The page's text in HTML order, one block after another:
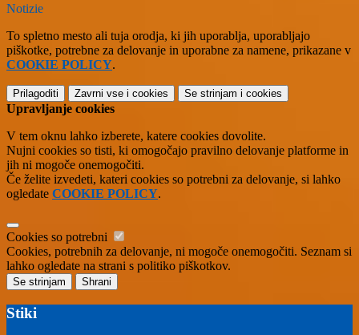
Notizie
To spletno mesto ali tuja orodja, ki jih uporablja, uporabljajo
piškotke, potrebne za delovanje in uporabne za namene, prikazane v
COOKIE POLICY.
Prilagoditi Zavrni vse i cookies Se strinjam i cookies
Upravljanje cookies
V tem oknu lahko izberete, katere cookies dovolite.
Nujni cookies so tisti, ki omogočajo pravilno delovanje platforme in
jih ni mogoče onemogočiti.
Če želite izvedeti, kateri cookies so potrebni za delovanje, si lahko
ogledate COOKIE POLICY.
Cookies so potrebni
Cookies, potrebnih za delovanje, ni mogoče onemogočiti. Seznam si
lahko ogledate na strani s politiko piškotkov.
Se strinjam Shrani
Stiki